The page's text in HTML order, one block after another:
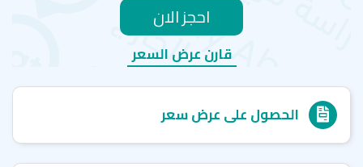
احجز الان
قارن عرض السعر
الحصول على عرض سعر